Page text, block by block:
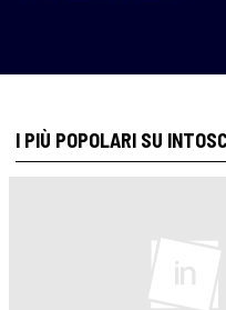
I PIÙ POPOLARI SU